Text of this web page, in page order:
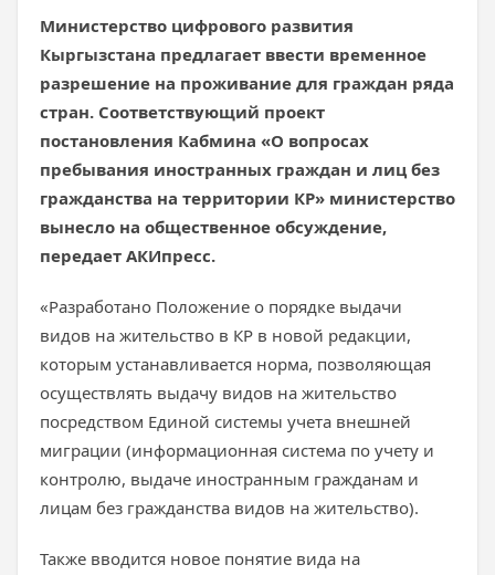
Министерство цифрового развития
Кыргызстана предлагает ввести временное
разрешение на проживание для граждан ряда
стран. Соответствующий проект
постановления Кабмина «О вопросах
пребывания иностранных граждан и лиц без
гражданства на территории КР» министерство
вынесло на общественное обсуждение,
передает АКИпресс.
«Разработано Положение о порядке выдачи
видов на жительство в КР в новой редакции,
которым устанавливается норма, позволяющая
осуществлять выдачу видов на жительство
посредством Единой системы учета внешней
миграции (информационная система по учету и
контролю, выдаче иностранным гражданам и
лицам без гражданства видов на жительство).
Также вводится новое понятие вида на